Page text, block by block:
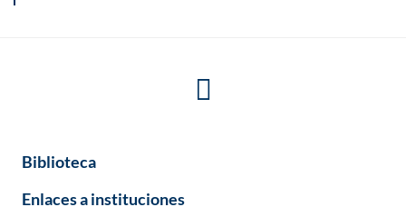
Biblioteca
Enlaces a instituciones